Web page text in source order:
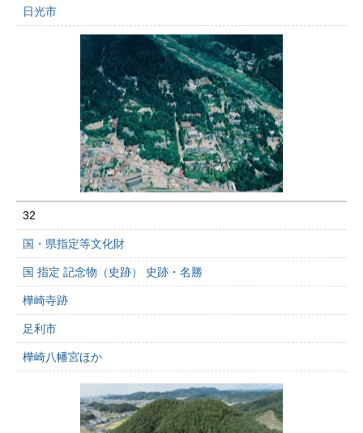
日光市
32
国・県指定等文化財
国 指定 記念物（史跡） 史跡・名勝
樺崎寺跡
足利市
樺崎八幡宮ほか